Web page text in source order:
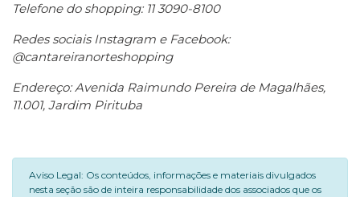
Telefone do shopping: 11 3090-8100
Redes sociais Instagram e Facebook:
@cantareiranorteshopping
Endereço: Avenida Raimundo Pereira de Magalhães,
11.001, Jardim Pirituba
Aviso Legal: Os conteúdos, informações e materiais divulgados
nesta seção são de inteira responsabilidade dos associados que os